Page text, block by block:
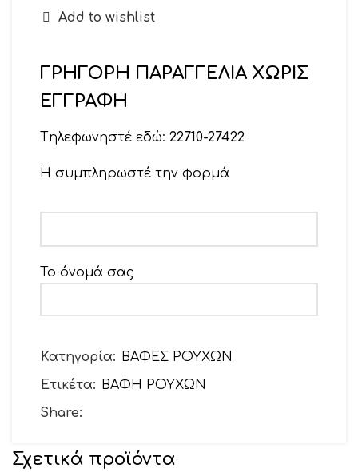
Add to wishlist
ΓΡΗΓΟΡΗ ΠΑΡΑΓΓΕΛΙΑ ΧΩΡΙΣ
ΕΓΓΡΑΦΗ
Tηλεφωνηστέ εδώ: 22710-27422
Η συμπληρωστέ την φορμά
Το όνομά σας
Θέμα
Κατηγορία:
ΒΑΦΕΣ ΡΟΥΧΩΝ
Ετικέτα:
ΒΑΦΗ ΡΟΥΧΩΝ
Share:
Σχετικά προϊόντα